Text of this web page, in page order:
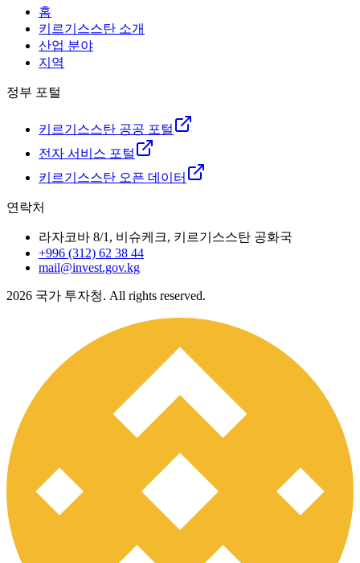
홈
키르기스스탄 소개
산업 분야
지역
정부 포털
키르기스스탄 공공 포털
전자 서비스 포털
키르기스스탄 오픈 데이터
연락처
라자코바 8/1, 비슈케크, 키르기스스탄 공화국
+996 (312) 62 38 44
mail@invest.gov.kg
2026 국가 투자청. All rights reserved.